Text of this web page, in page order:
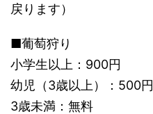
戻ります）
■葡萄狩り
小学生以上：900円
幼児（3歳以上）：500円
3歳未満：無料